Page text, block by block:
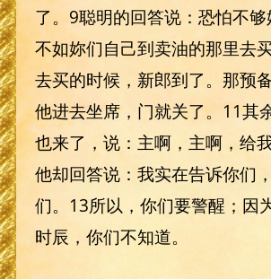
了。9聪明的回答说：恐怕不够
不如妳们自己到卖油的那里去
去买的时候，新郎到了。那预
他进去坐席，门就关了。11其
也来了，说：主啊，主啊，给
他却回答说：我实在告诉你们
们。13所以，你们要警醒；因
时辰，你们不知道。